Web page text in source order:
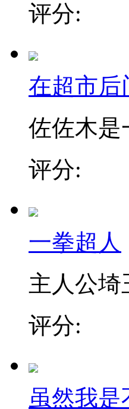
评分:
在超市后
佐佐木是
评分:
一拳超人
主人公埼
评分:
虽然我